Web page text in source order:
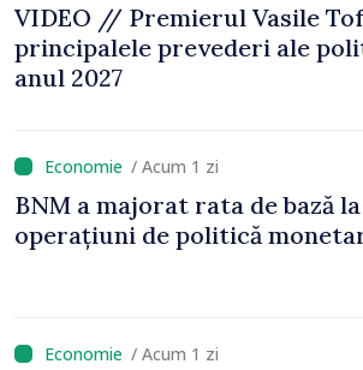
VIDEO // Premierul Vasile
principalele prevederi ale
anul 2027
/ Acum 1 zi
BNM a majorat rata de bază
operațiuni de politică
/ Acum 1 zi